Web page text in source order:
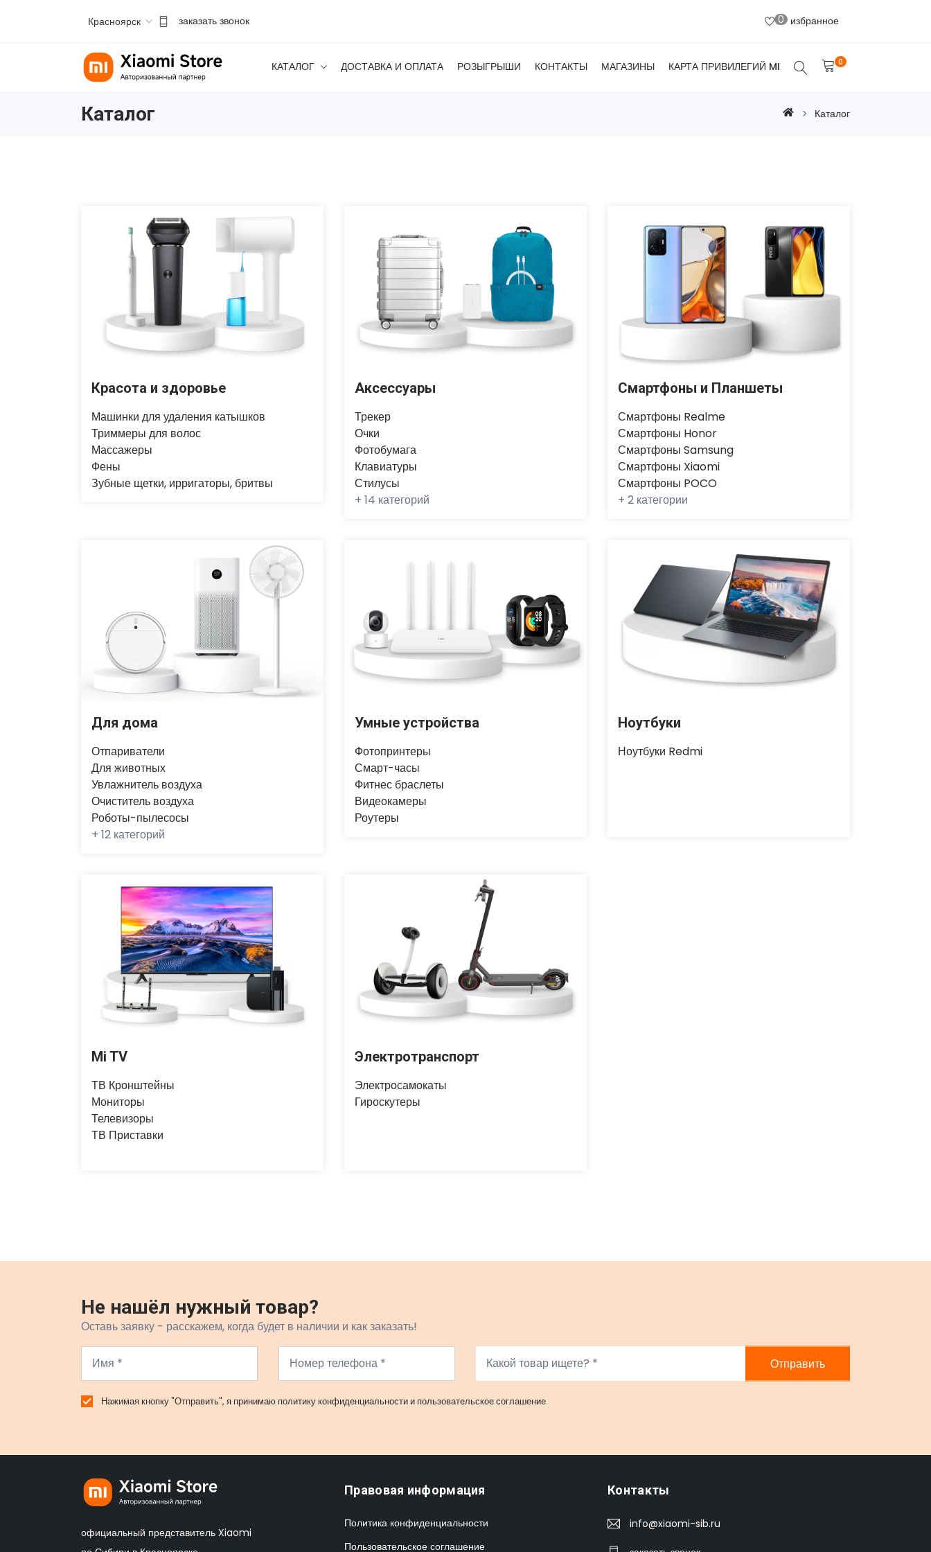
Красноярск заказать звонок 0 избранное
КАТАЛОГ ДОСТАВКА И ОПЛАТА РОЗЫГРЫШИ КОНТАКТЫ МАГАЗИНЫ КАРТА ПРИВИЛЕГИЙ MI 0
Каталог Каталог
Красота и здоровье
Машинки для удаления катышков
Триммеры для волос
Массажеры
Фены
Зубные щетки, ирригаторы, бритвы
Аксессуары
Трекер
Очки
Фотобумага
Клавиатуры
Стилусы
+ 14 категорий
Смартфоны и Планшеты
Смартфоны Realme
Смартфоны Honor
Смартфоны Samsung
Смартфоны Xiaomi
Смартфоны POCO
+ 2 категории
Для дома
Отпариватели
Для животных
Увлажнитель воздуха
Очиститель воздуха
Роботы-пылесосы
+ 12 категорий
Умные устройства
Фотопринтеры
Смарт-часы
Фитнес браслеты
Видеокамеры
Роутеры
Ноутбуки
Ноутбуки Redmi
Mi TV
ТВ Кронштейны
Мониторы
Телевизоры
ТВ Приставки
Электротранспорт
Электросамокаты
Гироскутеры
Не нашёл нужный товар?
Оставь заявку - расскажем, когда будет в наличии и как заказать!
Отправить
Нажимая кнопку "Отправить", я принимаю политику конфиденциальности и пользовательское соглашение
официальный представитель Xiaomi
Правовая информация
Политика конфиденциальности
Пользовательское соглашение
Контакты
info@xiaomi-sib.ru